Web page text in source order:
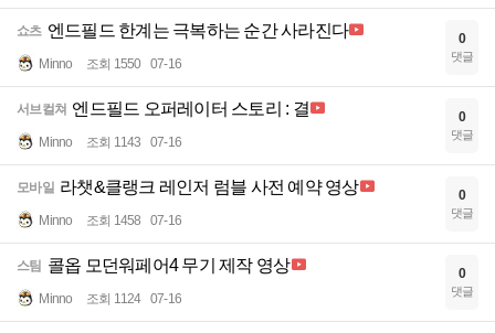
쇼츠 엔드필드 한계는 극복하는 순간 사라진다
Minno 조회 1550 07-16
0
댓글
서브컬쳐 엔드필드 오퍼레이터 스토리 : 결
Minno 조회 1143 07-16
0
댓글
모바일 라챗&클랭크 레인저 럼블 사전 예약 영상
Minno 조회 1458 07-16
0
댓글
스팀 콜옵 모던워페어4 무기 제작 영상
Minno 조회 1124 07-16
0
댓글